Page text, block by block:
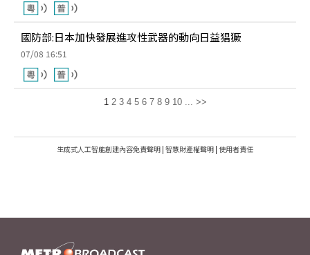
國防部:日本加快發展進攻性武器的動向日益猖獗
07/08 16:51
1 2 3 4 5 6 7 8 9 10 ... >>
生成式人工智能創建內容免責聲明 | 智慧財產權聲明 | 使用者責任